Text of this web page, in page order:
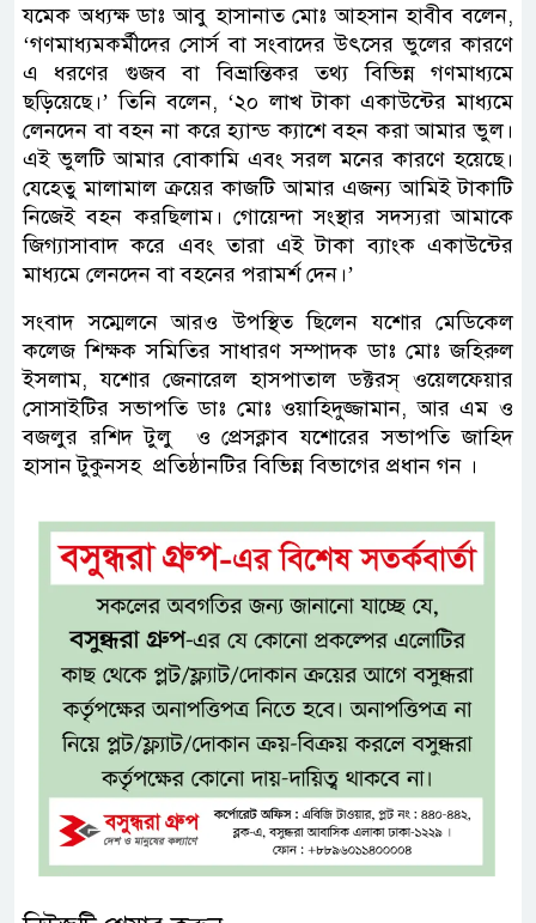
যমেক অধ্যক্ষ ডাঃ আবু হাসানাত মোঃ আহসান হাবীব বলেন,
‘গণমাধ্যমকর্মীদের সোর্স বা সংবাদের উৎসের ভুলের কারণে
এ ধরণের গুজব বা বিভ্রান্তিকর তথ্য বিভিন্ন গণমাধ্যমে
ছড়িয়েছে।’ তিনি বলেন, ‘২০ লাখ টাকা একাউন্টের মাধ্যমে
লেনদেন বা বহন না করে হ্যান্ড ক্যাশে বহন করা আমার ভুল।
এই ভুলটি আমার বোকামি এবং সরল মনের কারণে হয়েছে।
যেহেতু মালামাল ক্রয়ের কাজটি আমার এজন্য আমিই টাকাটি
নিজেই বহন করছিলাম। গোয়েন্দা সংস্থার সদস্যরা আমাকে
জিগ্যাসাবাদ করে এবং তারা এই টাকা ব্যাংক একাউন্টের
মাধ্যমে লেনদেন বা বহনের পরামর্শ দেন।’
সংবাদ সম্মেলনে আরও উপস্থিত ছিলেন যশোর মেডিকেল
কলেজ শিক্ষক সমিতির সাধারণ সম্পাদক ডাঃ মোঃ জহিরুল
ইসলাম, যশোর জেনারেল হাসপাতাল ডক্টরস্ ওয়েলফেয়ার
সোসাইটির সভাপতি ডাঃ মোঃ ওয়াহিদুজ্জামান, আর এম ও
বজলুর রশিদ টুলু ও প্রেসক্লাব যশোরের সভাপতি জাহিদ
হাসান টুকুনসহ প্রতিষ্ঠানটির বিভিন্ন বিভাগের প্রধান গন ।